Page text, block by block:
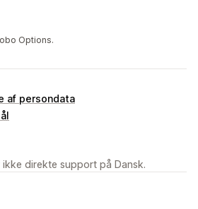
Options.
af persondata
direkte support på Dansk.